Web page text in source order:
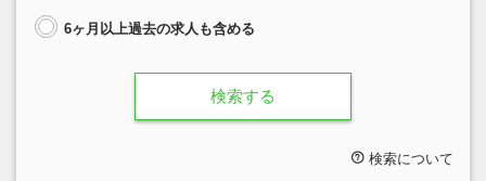
6ヶ月以上過去の求人も含める
検索する
検索について